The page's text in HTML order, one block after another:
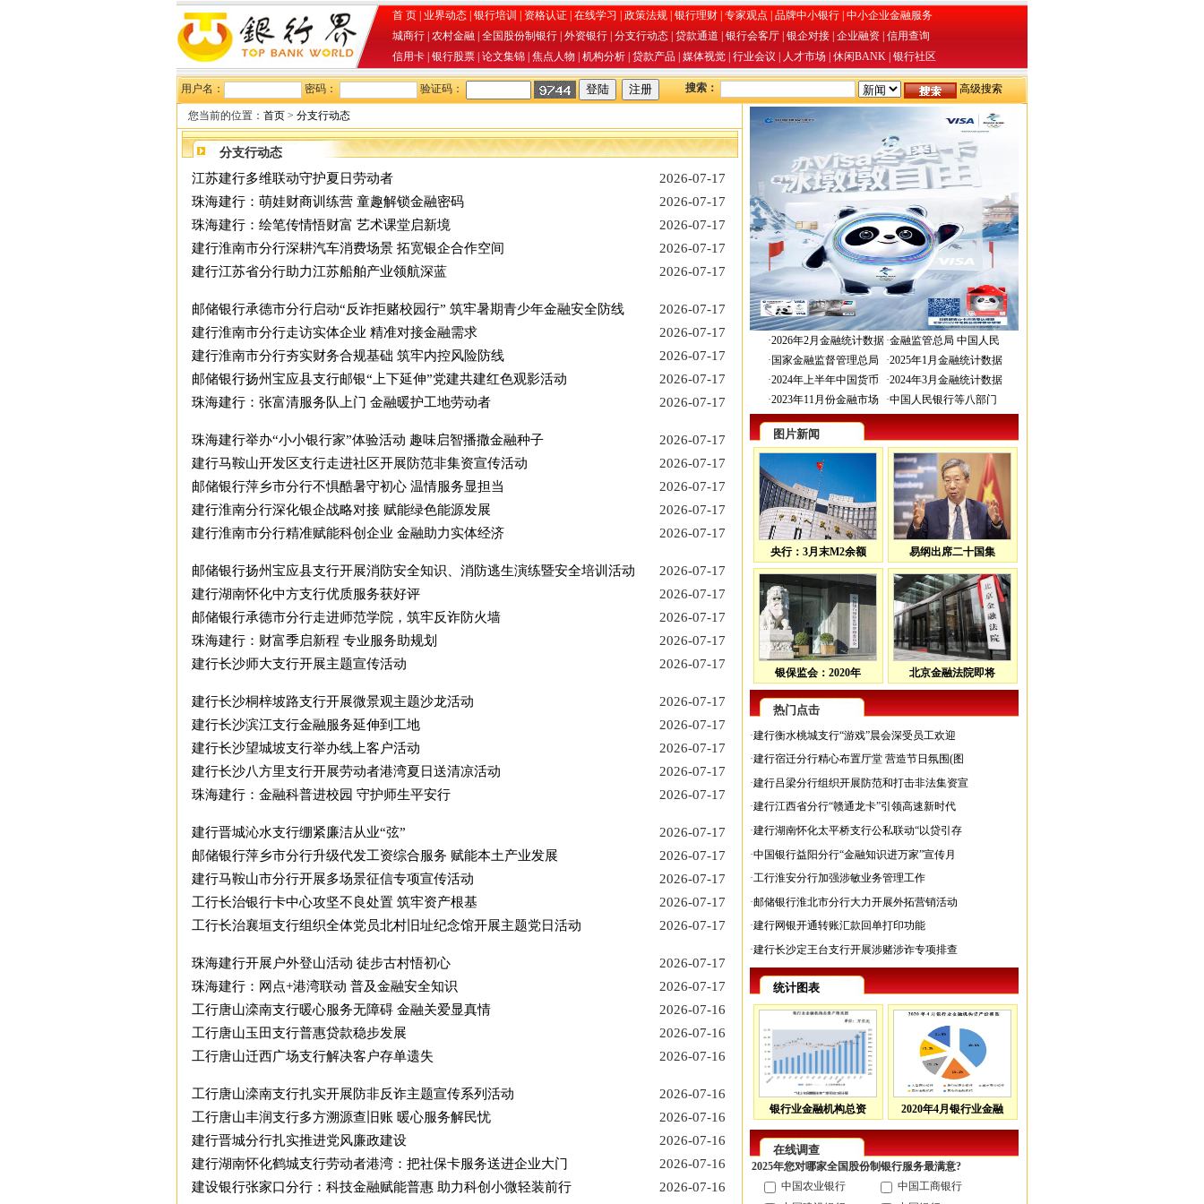
首 页 业界动态 银行培训 资格认证 在线学习 政策法规 银行理财 专家观点 品牌中小银行 中小企业金融服务
城商行 农村金融 全国股份制银行 外资银行 分支行动态 贷款通道 银行会客厅 银企对接 企业融资 信用查询
信用卡 银行股票 论文集锦 焦点人物 机构分析 贷款产品 媒体视觉 行业会议 人才市场 休闲BANK 银行社区
用户名： 密码： 验证码： 搜索： 高级搜索
您当前的位置： 首页 > 分支行动态
分支行动态
2026-07-17
江苏建行多维联动守护夏日劳动者
2026-07-17
珠海建行：萌娃财商训练营 童趣解锁金融密码
2026-07-17
珠海建行：绘笔传情悟财富 艺术课堂启新境
2026-07-17
建行淮南市分行深耕汽车消费场景 拓宽银企合作空间
2026-07-17
建行江苏省分行助力江苏船舶产业领航深蓝
2026-07-17
邮储银行承德市分行启动“反诈拒赌校园行” 筑牢暑期青少年金融安全防线
2026-07-17
建行淮南市分行走访实体企业 精准对接金融需求
2026-07-17
建行淮南市分行夯实财务合规基础 筑牢内控风险防线
2026-07-17
邮储银行扬州宝应县支行邮银“上下延伸”党建共建红色观影活动
2026-07-17
珠海建行：张富清服务队上门 金融暖护工地劳动者
2026-07-17
珠海建行举办“小小银行家”体验活动 趣味启智播撒金融种子
2026-07-17
建行马鞍山开发区支行走进社区开展防范非集资宣传活动
2026-07-17
邮储银行萍乡市分行不惧酷暑守初心 温情服务显担当
2026-07-17
建行淮南分行深化银企战略对接 赋能绿色能源发展
2026-07-17
建行淮南市分行精准赋能科创企业 金融助力实体经济
2026-07-17
邮储银行扬州宝应县支行开展消防安全知识、消防逃生演练暨安全培训活动
2026-07-17
建行湖南怀化中方支行优质服务获好评
2026-07-17
邮储银行承德市分行走进师范学院，筑牢反诈防火墙
2026-07-17
珠海建行：财富季启新程 专业服务助规划
2026-07-17
建行长沙师大支行开展主题宣传活动
2026-07-17
建行长沙桐梓坡路支行开展微景观主题沙龙活动
2026-07-17
建行长沙滨江支行金融服务延伸到工地
2026-07-17
建行长沙望城坡支行举办线上客户活动
2026-07-17
建行长沙八方里支行开展劳动者港湾夏日送清凉活动
2026-07-17
珠海建行：金融科普进校园 守护师生平安行
2026-07-17
建行晋城沁水支行绷紧廉洁从业“弦”
2026-07-17
邮储银行萍乡市分行升级代发工资综合服务 赋能本土产业发展
2026-07-17
建行马鞍山市分行开展多场景征信专项宣传活动
2026-07-17
工行长治银行卡中心攻坚不良处置 筑牢资产根基
2026-07-17
工行长治襄垣支行组织全体党员北村旧址纪念馆开展主题党日活动
2026-07-17
珠海建行开展户外登山活动 徒步古村悟初心
2026-07-17
珠海建行：网点+港湾联动 普及金融安全知识
2026-07-16
工行唐山滦南支行暖心服务无障碍 金融关爱显真情
2026-07-16
工行唐山玉田支行普惠贷款稳步发展
2026-07-16
工行唐山迁西广场支行解决客户存单遗失
2026-07-16
工行唐山滦南支行扎实开展防非反诈主题宣传系列活动
2026-07-16
工行唐山丰润支行多方溯源查旧账 暖心服务解民忧
2026-07-16
建行晋城分行扎实推进党风廉政建设
2026-07-16
建行湖南怀化鹤城支行劳动者港湾：把社保卡服务送进企业大门
2026-07-16
建设银行张家口分行：科技金融赋能普惠 助力科创小微轻装前行
·2026年2月金融统计数据 ·金融监管总局 中国人民
· 国家金融监督管理总局 ·2025年1月金融统计数据
·2024年上半年中国货币 ·2024年3月金融统计数据
·2023年11月份金融市场 ·中国人民银行等八部门
图片新闻
央行：3月末M2余额 易纲出席二十国集
银保监会：2020年 北京金融法院即将
热门点击
·建行衡水桃城支行“游戏”晨会深受员工欢迎
·建行宿迁分行精心布置厅堂 营造节日氛围(图
·建行吕梁分行组织开展防范和打击非法集资宣
·建行江西省分行“赣通龙卡”引领高速新时代
·建行湖南怀化太平桥支行公私联动“以贷引存
·中国银行益阳分行“金融知识进万家”宣传月
·工行淮安分行加强涉敏业务管理工作
·邮储银行淮北市分行大力开展外拓营销活动
·建行网银开通转账汇款回单打印功能
·建行长沙定王台支行开展涉赌涉诈专项排查
统计图表
银行业金融机构总资 2020年4月银行业金融
在线调查
2025年您对哪家全国股份制银行服务最满意?
中国农业银行
中国工商银行